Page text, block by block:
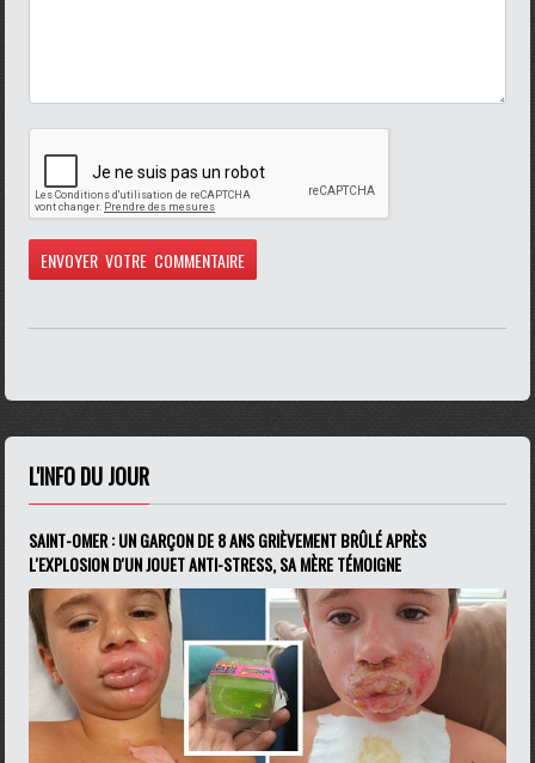
L'INFO DU JOUR
SAINT-OMER : UN GARÇON DE 8 ANS GRIÈVEMENT BRÛLÉ APRÈS
L'EXPLOSION D'UN JOUET ANTI-STRESS, SA MÈRE TÉMOIGNE